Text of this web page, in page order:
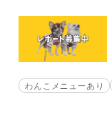
わんこメニューあり